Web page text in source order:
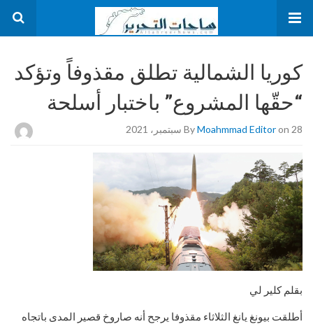
كوريا الشمالية تطلق مقذوفاً وتؤكد
“حقّها المشروع” باختبار أسلحة
ByMoahmmad Editoron 28 سبتمبر، 2021
بقلم كلير لي
أطلقت بيونغ يانغ الثلاثاء مقذوفا يرجح أنه صاروخ قصير المدى باتجاه